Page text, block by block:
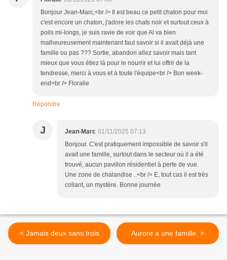
Bonjour Jean-Marc,<br /> Il est beau ce petit chaton pour moi
c'est encore un chaton, j'adore les chats noir et surtout ceux à
poils mi-longs, je suis ravie de voir que Al va bien
malheureusement maintenant faut savoir si il avait déjà une
famille ou pas ??? Sortie, abandon allez savoir mais tant
mieux que vous étiez là pour le nourrir et lui offrir de la
tendresse, merci à vous et à toute l'équipe<br /> Bon week-
end<br /> Floralie
Répondre
J Jean-Marc 01/11/2025 07:13
Bonjour. C'est pratiquement impossible de savoir s'il
avait une famille, surtout dans le secteur où il a été
trouvé, aucun pavillon résidentiel à perte de vue.
Une zone de chalandise ..<br /> E, tout cas il est très
collant, un mystère. Bonne journée
< Jamais deux sans trois Aurore a une famille. >